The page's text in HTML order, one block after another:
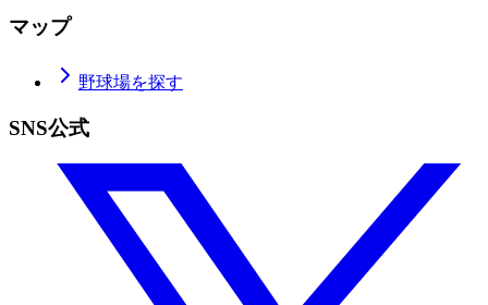
マップ
野球場を探す
SNS公式